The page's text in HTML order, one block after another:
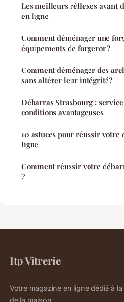
Les meilleurs réflexes avant
en ligne
Comment déménager une
équipements de forgeron?
Comment déménager des
sans altérer leur intégrité?
Débarras Strasbourg :
conditions avantageuses
10 astuces pour réussir votre
ligne
Comment réussir votre
?
Itp Vitrerie
Votre magazine en ligne dédié à
de la maison